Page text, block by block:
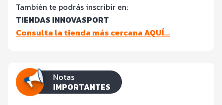
También te podrás inscribir en:
TIENDAS INNOVASPORT
Consulta la tienda más cercana AQUÍ...
Notas
IMPORTANTES